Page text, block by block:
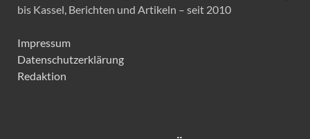
bis Kassel, Berichten und Artikeln – seit 2010
Impressum
Datenschutzerklärung
Redaktion